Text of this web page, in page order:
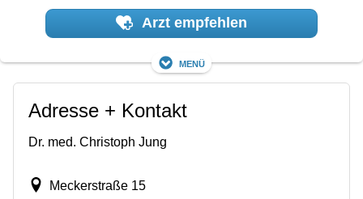
Arzt empfehlen
Menü
Adresse + Kontakt
Dr. med. Christoph Jung
Meckerstraße 15